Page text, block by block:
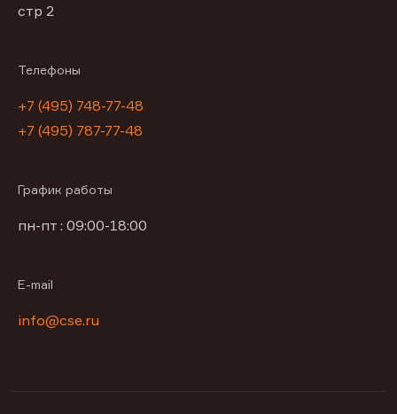
стр 2
Телефоны
+7 (495) 748-77-48
+7 (495) 787-77-48
График работы
пн-пт : 09:00-18:00
E-mail
info@cse.ru